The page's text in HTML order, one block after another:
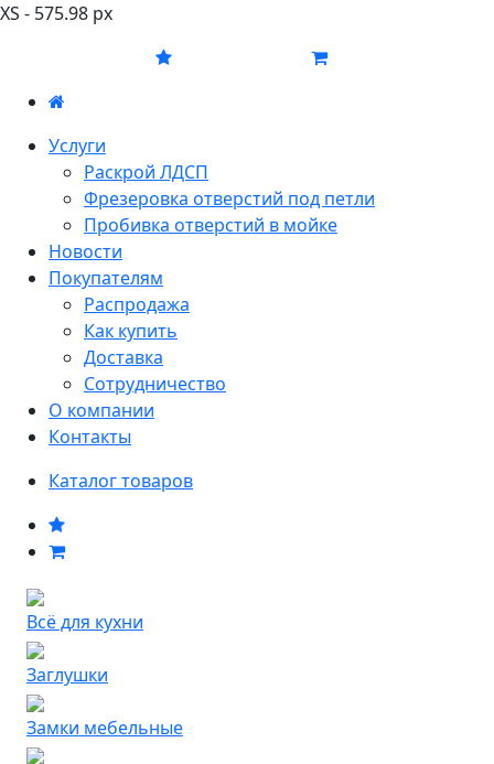
XS - 575.98 px
Услуги
Раскрой ЛДСП
Фрезеровка отверстий под петли
Пробивка отверстий в мойке
Новости
Покупателям
Распродажа
Как купить
Доставка
Сотрудничество
О компании
Контакты
Каталог товаров
Всё для кухни
Заглушки
Замки мебельные